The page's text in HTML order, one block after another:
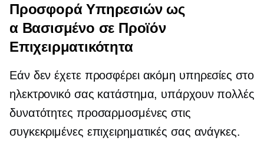
Προσφορά Υπηρεσιών ως
α Βασισμένο σε Προϊόν
Επιχειρματικότητα
Εάν δεν έχετε προσφέρει ακόμη υπηρεσίες στο
ηλεκτρονικό σας κατάστημα, υπάρχουν πολλές
δυνατότητες προσαρμοσμένες στις
συγκεκριμένες επιχειρηματικές σας ανάγκες.